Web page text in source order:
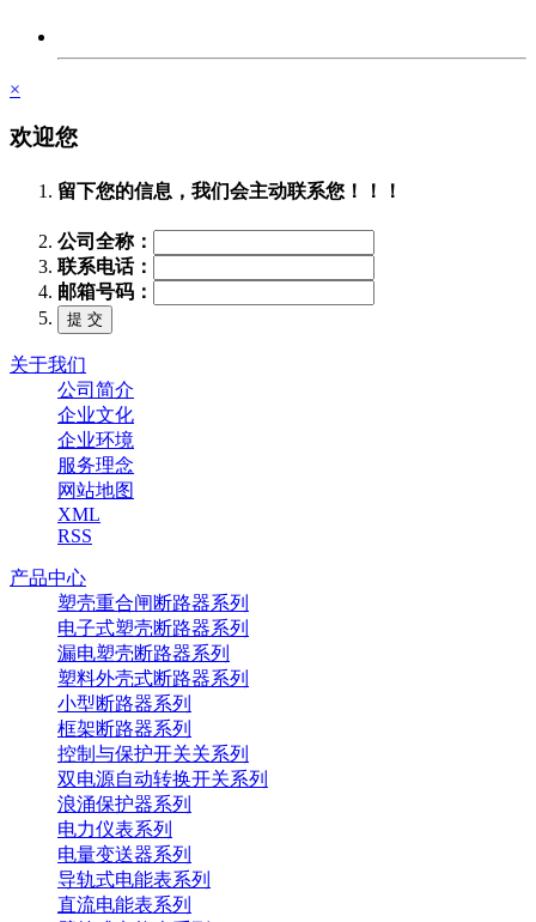
×
欢迎您
留下您的信息，我们会主动联系您！！！
公司全称：
联系电话：
邮箱号码：
关于我们
公司简介
企业文化
企业环境
服务理念
网站地图
XML
RSS
产品中心
塑壳重合闸断路器系列
电子式塑壳断路器系列
漏电塑壳断路器系列
塑料外壳式断路器系列
小型断路器系列
框架断路器系列
控制与保护开关关系列
双电源自动转换开关系列
浪涌保护器系列
电力仪表系列
电量变送器系列
导轨式电能表系列
直流电能表系列